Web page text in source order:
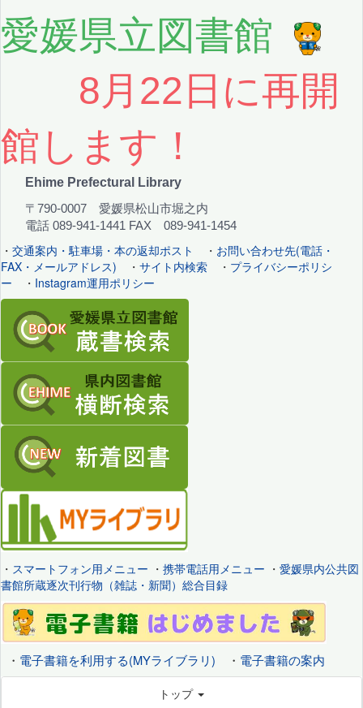
愛媛県立図書館
8月22日に再開
館します！
Ehime Prefectural Library
〒790-0007 愛媛県松山市堀之内
電話 089-941-1441 FAX 089-941-1454
・ 交通案内・駐車場・本の返却ポスト ・ お問い合わせ先(電話・
FAX・メールアドレス) ・ サイト内検索 ・ プライバシーポリシ
ー ・ Instagram運用ポリシー
・ スマートフォン用メニュー ・ 携帯電話用メニュー ・ 愛媛県内公共図
書館所蔵逐次刊行物（雑誌・新聞）総合目録
・ 電子書籍を利用する(MYライブラリ) ・ 電子書籍の案内
トップ